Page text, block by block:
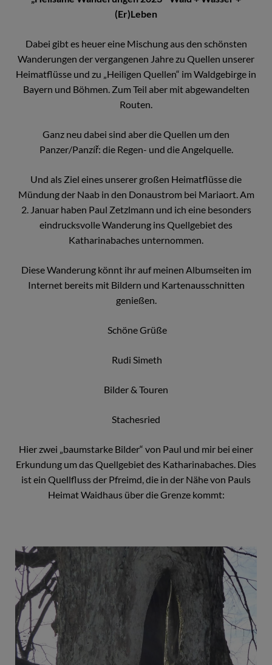
(Er)Leben
Dabei gibt es heuer eine Mischung aus den schönsten
Wanderungen der vergangenen Jahre zu Quellen unserer
Heimatflüsse und zu „Heiligen Quellen“ im Waldgebirge in
Bayern und Böhmen. Zum Teil aber mit abgewandelten
Routen.
Ganz neu dabei sind aber die Quellen um den
Panzer/Panzíř: die Regen- und die Angelquelle.
Und als Ziel eines unserer großen Heimatflüsse die
Mündung der Naab in den Donaustrom bei Mariaort. Am
2. Januar haben Paul Zetzlmann und ich eine besonders
eindrucksvolle Wanderung ins Quellgebiet des
Katharinabaches unternommen.
Diese Wanderung könnt ihr auf meinen Albumseiten im
Internet bereits mit Bildern und Kartenausschnitten
genießen.
Schöne Grüße
Rudi Simeth
Bilder & Touren
Stachesried
Hier zwei „baumstarke Bilder“ von Paul und mir bei einer
Erkundung um das Quellgebiet des Katharinabaches. Dies
ist ein Quellfluss der Pfreimd, die in der Nähe von Pauls
Heimat Waidhaus über die Grenze kommt: